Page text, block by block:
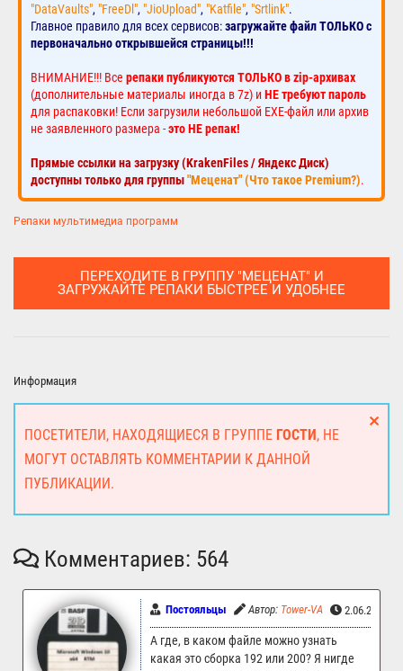
"DataVaults", "FreeDl", "JioUpload", "Katfile", "Srtlink".
Главное правило для всех сервисов:загружайте файл ТОЛЬКО с
первоначально открывшейся страницы!!!
ВНИМАНИЕ!!! Все репаки публикуются ТОЛЬКО в zip-архивах
(дополнительные материалы иногда в 7z) иНЕ требуют пароль
для распаковки! Если загрузили небольшой EXE-файл или архив
не заявленного размера -это НЕ репак!
Прямые ссылки на загрузку (KrakenFiles / Яндекс Диск)
доступны только для группы"Меценат" (Что такое Premium?).
Репаки мультимедиа программ
ПЕРЕХОДИТЕ В ГРУППУ "МЕЦЕНАТ" И
ЗАГРУЖАЙТЕ РЕПАКИ БЫСТРЕЕ И УДОБНЕЕ
Информация
ПОСЕТИТЕЛИ, НАХОДЯЩИЕСЯ В ГРУППЕ ГОСТИ, НЕ
МОГУТ ОСТАВЛЯТЬ КОММЕНТАРИИ К ДАННОЙ
ПУБЛИКАЦИИ.
Комментариев: 564
Постояльцы Автор: Tower-VA 2.06.2026
А где, в каком файле можно узнать
какая это сборка 192 или 200? Я нигде